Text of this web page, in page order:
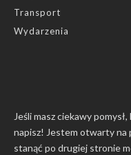
Transport
Wydarzenia
Jeśli masz ciekawy
napisz! Jestem otwarty na
stanąć po drugiej stronie